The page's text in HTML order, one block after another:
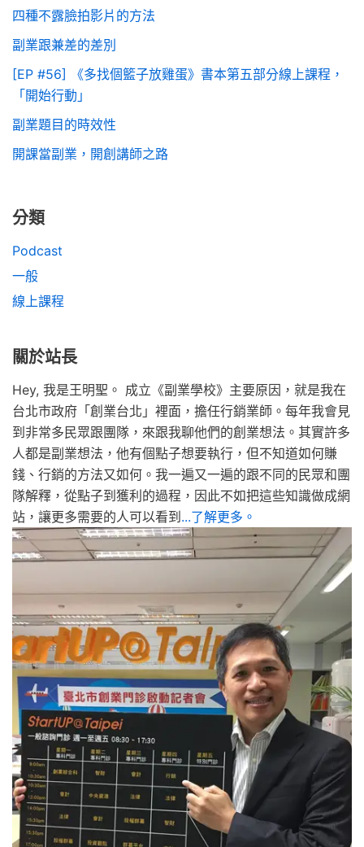
四種不露臉拍影片的方法
副業跟兼差的差別
[EP #56] 《多找個籃子放雞蛋》書本第五部分線上課程，
「開始行動」
副業題目的時效性
開課當副業，開創講師之路
分類
Podcast
一般
線上課程
關於站長
Hey, 我是王明聖。 成立《副業學校》主要原因，就是我在
台北市政府「創業台北」裡面，擔任行銷業師。每年我會見
到非常多民眾跟團隊，來跟我聊他們的創業想法。其實許多
人都是副業想法，他有個點子想要執行，但不知道如何賺
錢、行銷的方法又如何。我一遍又一遍的跟不同的民眾和團
隊解釋，從點子到獲利的過程，因此不如把這些知識做成網
站，讓更多需要的人可以看到...了解更多。